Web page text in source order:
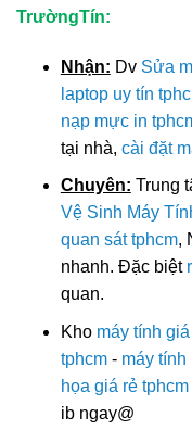
TrườngTín:
Nhận: Dv Sửa
laptop uy tín
nạp mực in
tại nhà, cài đặt
Chuyên: Trung
Vệ Sinh Máy
quan sát tphcm,
nhanh. Đặc biệt
quan.
Kho máy tính
tphcm- máy tính
họa giá rẻ tphcm
ib ngay@